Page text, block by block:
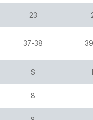
23
37-38
S
8